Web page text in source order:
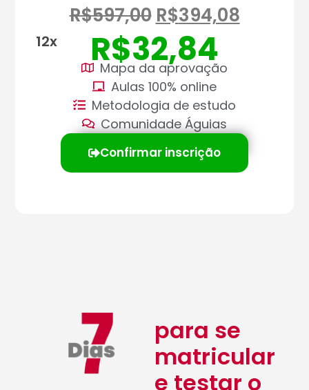
R$597,00 R$394,08
R$32,84
12x
Mapa da aprovação
Aulas 100% online
Metodologia de estudo
Comunidade Águias
Confirmar inscrição
para se
matricular
e testar o